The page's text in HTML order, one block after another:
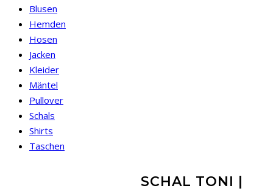
Blusen
Hemden
Hosen
Jacken
Kleider
Mäntel
Pullover
Schals
Shirts
Taschen
SCHAL TONI |